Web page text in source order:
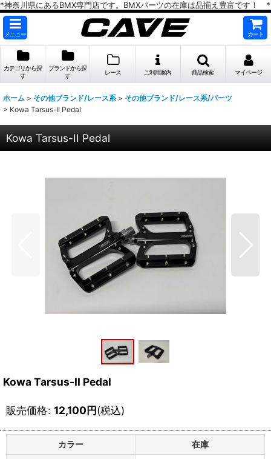
*神奈川県にあるBMX専門店です。BMXパーツの在庫は品揃え豊富です！ *
メニュー カート
カテゴリから探
す
ブランドから探
す
レース ご利用案内 商品検索 マイページ
ホーム > その他ブランド/レース系 > その他ブランド/レース系/パーツ
> Kowa Tarsus-II Pedal
Kowa Tarsus-II Pedal
Kowa Tarsus-II Pedal
販売価格: 12,100円(税込)
カラー
在庫